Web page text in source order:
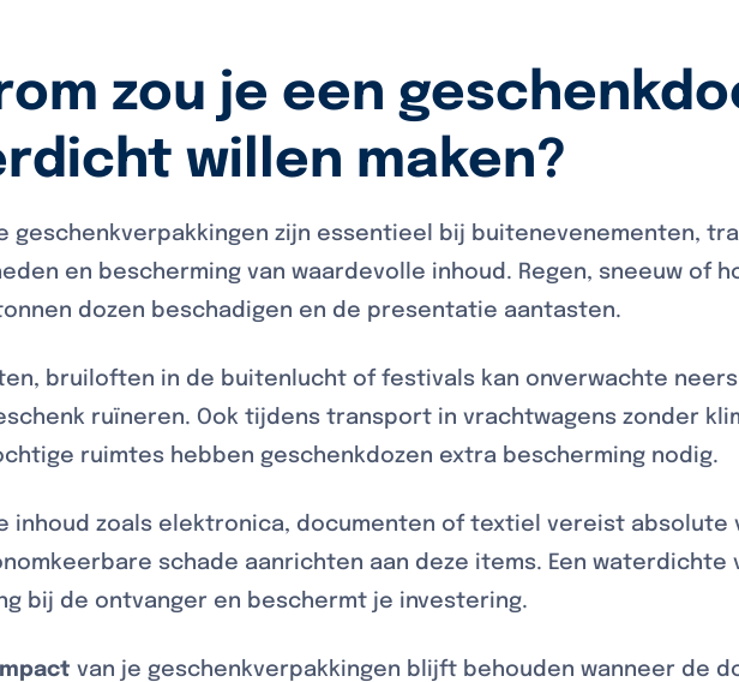
zou je een
willen maken?
geschenkverpakkingen zijn essentieel bij buitenevenementen,
en bescherming van waardevolle inhoud. Regen, sneeuw of
dozen beschadigen en de presentatie aantasten.
bruiloften in de buitenlucht of festivals kan onverwachte
ruïneren. Ook tijdens transport in vrachtwagens zonder
ruimtes hebben geschenkdozen extra bescherming nodig.
inhoud zoals elektronica, documenten of textiel vereist absolute
schade aanrichten aan deze items. Een waterdichte
bij de ontvanger en beschermt je investering.
van je geschenkverpakkingen blijft behouden wanneer de